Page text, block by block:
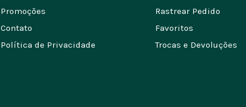
Promoções
Contato
Política de Privacidade
Rastrear Pedido
Favoritos
Trocas e Devoluções